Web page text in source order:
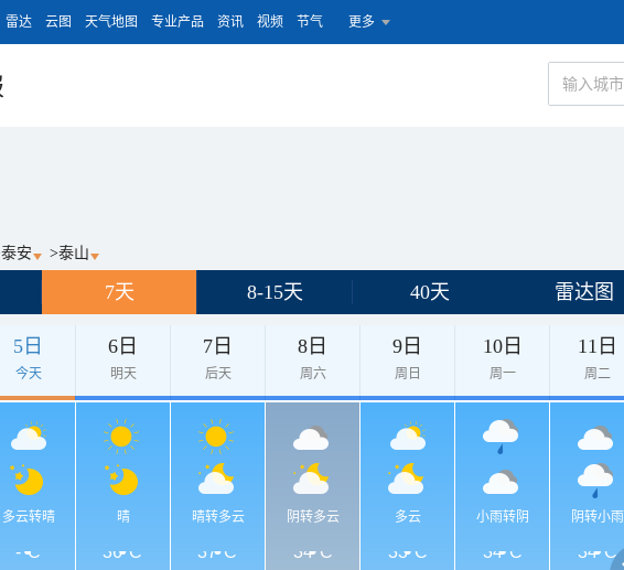
雷达 云图 天气地图 专业产品 资讯 视频 节气 更多
泰安 >泰山
7天 8-15天 40天 雷达图
5日
今天
6日
明天
7日
后天
8日
周六
9日
周日
10日
周一
11日
周二
多云转晴 晴 晴转多云 阴转多云 多云 小雨转阴 阴转小雨
-°C 36°C 37°C 34°C 33°C 34°C 34°C